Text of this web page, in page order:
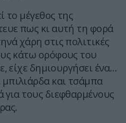
το μέγεθος της
πως κι αυτή τη φορά
χάρη στις πολιτικές
κάτω ορόφους του
είχε δημιουργήσει ένα…
και τσάμπα
για τους διεφθαρμένους